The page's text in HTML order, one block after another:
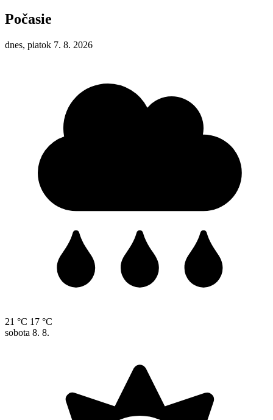
Počasie
dnes, piatok 7. 8. 2026
21 °C 17 °C
sobota 8. 8.